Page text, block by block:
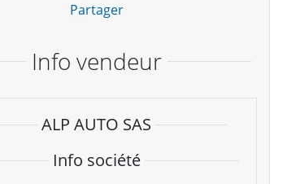
Partager
Info vendeur
ALP AUTO SAS
Info société